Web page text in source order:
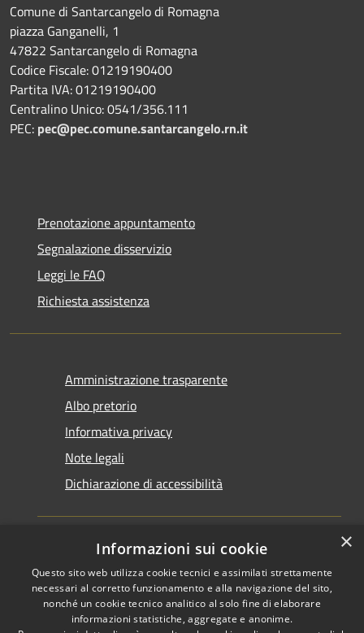
Comune di Santarcangelo di Romagna
piazza Ganganelli, 1
47822 Santarcangelo di Romagna
Codice Fiscale: 01219190400
Partita IVA: 01219190400
Centralino Unico: 0541/356.111
PEC: pec@pec.comune.santarcangelo.rn.it
Prenotazione appuntamento
Segnalazione disservizio
Leggi le FAQ
Richiesta assistenza
Amministrazione trasparente
Albo pretorio
Informativa privacy
Note legali
Dichiarazione di accessibilità
RSS
Accessibilità
Copyright © 2026 • Comune di
Santarcangelo di Romagna •
Powered byMunicipium
×
Informazioni sui cookie
Questo sito web utilizza cookie tecnici e assimilati strettamente
necessari al corretto funzionamento e alla navigazione del sito,
nonché un cookie tecnico analitico al solo fine di elaborare
informazioni statistiche, aggregate e anonime.